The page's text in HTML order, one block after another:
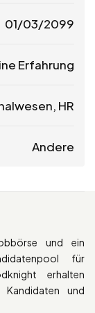
01/03/2099
Erfahrung
HR
Andere
und ein
für
erhalten
Kandidaten und